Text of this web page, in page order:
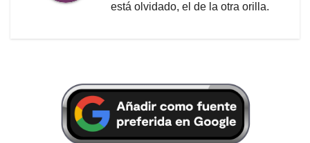
está olvidado, el de la otra orilla.